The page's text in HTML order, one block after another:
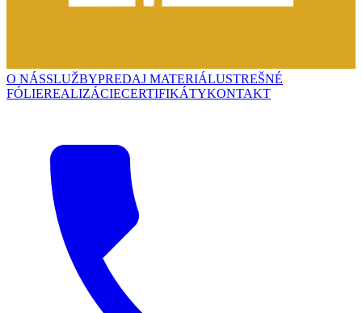
O NÁSSLUŽBYPREDAJ MATERIÁLUSTREŠNÉ
FÓLIEREALIZÁCIECERTIFIKÁTYKONTAKT